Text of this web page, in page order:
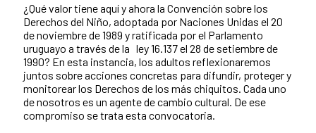
¿Qué valor tiene aquí y ahora la Convención sobre los
Derechos del Niño, adoptada por Naciones Unidas el 20
de noviembre de 1989 y ratificada por el Parlamento
uruguayo a través de la ley 16.137 el 28 de setiembre de
1990? En esta instancia, los adultos reflexionaremos
juntos sobre acciones concretas para difundir, proteger y
monitorear los Derechos de los más chiquitos. Cada uno
de nosotros es un agente de cambio cultural. De ese
compromiso se trata esta convocatoria.